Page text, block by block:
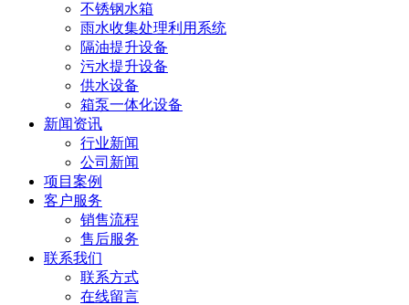
不锈钢水箱
雨水收集处理利用系统
隔油提升设备
污水提升设备
供水设备
箱泵一体化设备
新闻资讯
行业新闻
公司新闻
项目案例
客户服务
销售流程
售后服务
联系我们
联系方式
在线留言